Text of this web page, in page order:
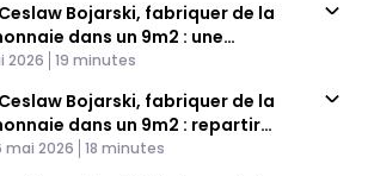
Ceslaw Bojarski, fabriquer de la
dans un 9m2 : une
fatale (3/4)
2026 Time
19 minutes
Ceslaw Bojarski, fabriquer de la
dans un 9m2 : repartir
de zéro (2/4)
mai 2026 Time
18 minutes